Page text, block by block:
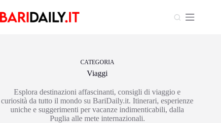
al
contenuto
CATEGORIA
Viaggi
Esplora destinazioni affascinanti, consigli di viaggio e
curiosità da tutto il mondo su BariDaily.it. Itinerari, esperienze
uniche e suggerimenti per vacanze indimenticabili, dalla
Puglia alle mete internazionali.